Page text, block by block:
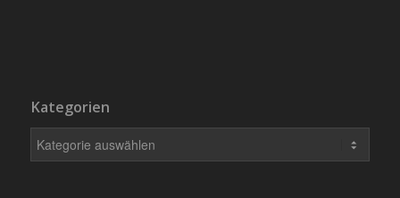
Kategorien